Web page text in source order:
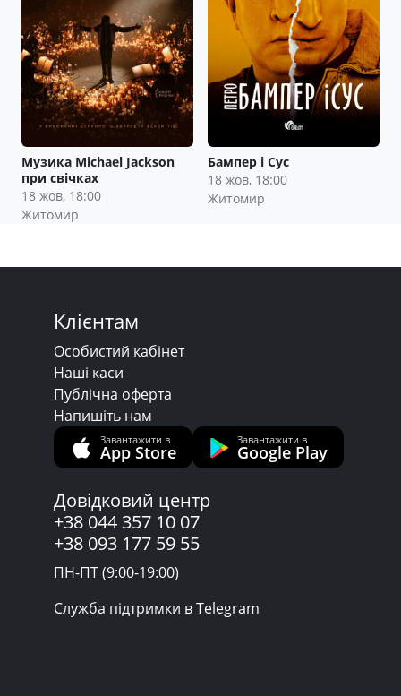
Музика Michael Jackson
при свічках
18 жов, 18:00
Житомир
Бампер і Сус
18 жов, 18:00
Житомир
Клієнтам
Особистий кабінет
Наші каси
Публічна оферта
Напишіть нам
Завантажити в
App Store
Завантажити в
Google Play
Довідковий центр
+38 044 357 10 07
+38 093 177 59 55
ПН-ПТ (9:00-19:00)
Служба підтримки в Telegram